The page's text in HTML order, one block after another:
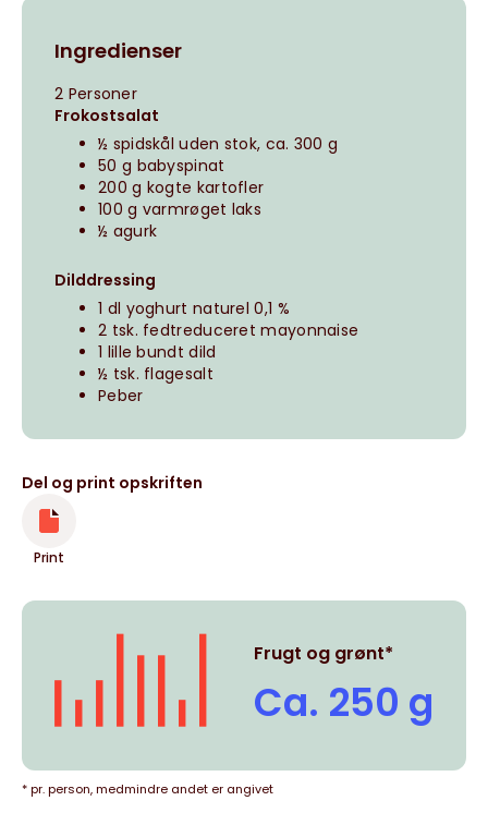
Ingredienser
2 Personer
Frokostsalat
½ spidskål uden stok, ca. 300 g
50 g babyspinat
200 g kogte kartofler
100 g varmrøget laks
½ agurk
Dilddressing
1 dl yoghurt naturel 0,1 %
2 tsk. fedtreduceret mayonnaise
1 lille bundt dild
½ tsk. flagesalt
Peber
Del og print opskriften
Print
Frugt og grønt*
Ca. 250 g
* pr. person, medmindre andet er angivet